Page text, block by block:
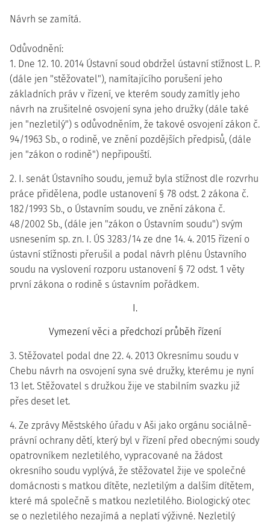
Návrh se zamítá.
Odůvodnění:
1. Dne 12. 10. 2014 Ústavní soud obdržel ústavní stížnost L. P.
(dále jen "stěžovatel"), namítajícího porušení jeho
základních práv v řízení, ve kterém soudy zamítly jeho
návrh na zrušitelné osvojení syna jeho družky (dále také
jen "nezletilý") s odůvodněním, že takové osvojení zákon č.
94/1963 Sb., o rodině, ve znění pozdějších předpisů, (dále
jen "zákon o rodině") nepřipouští.
2. I. senát Ústavního soudu, jemuž byla stížnost dle rozvrhu
práce přidělena, podle ustanovení § 78 odst. 2 zákona č.
182/1993 Sb., o Ústavním soudu, ve znění zákona č.
48/2002 Sb., (dále jen "zákon o Ústavním soudu") svým
usnesením sp. zn. I. ÚS 3283/14 ze dne 14. 4. 2015 řízení o
ústavní stížnosti přerušil a podal návrh plénu Ústavního
soudu na vyslovení rozporu ustanovení § 72 odst. 1 věty
první zákona o rodině s ústavním pořádkem.
I.
Vymezení věci a předchozí průběh řízení
3. Stěžovatel podal dne 22. 4. 2013 Okresnímu soudu v
Chebu návrh na osvojení syna své družky, kterému je nyní
13 let. Stěžovatel s družkou žije ve stabilním svazku již
přes deset let.
4. Ze zprávy Městského úřadu v Aši jako orgánu sociálně-
právní ochrany dětí, který byl v řízení před obecnými soudy
opatrovníkem nezletilého, vypracované na žádost
okresního soudu vyplývá, že stěžovatel žije ve společné
domácnosti s matkou dítěte, nezletilým a dalším dítětem,
které má společně s matkou nezletilého. Biologický otec
se o nezletilého nezajímá a neplatí výživné. Nezletilý